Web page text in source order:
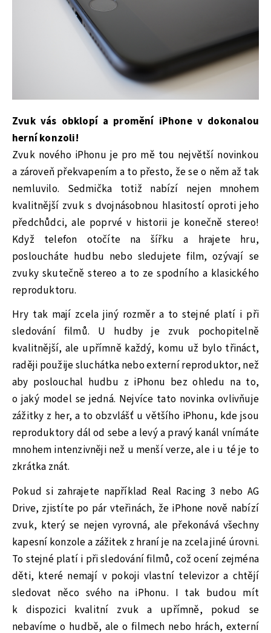
Zvuk vás obklopí a promění iPhone v dokonalou
herní konzoli!
Zvuk nového iPhonu je pro mě tou největší novinkou
a zároveň překvapením a to přesto, že se o něm až tak
nemluvilo. Sedmička totiž nabízí nejen mnohem
kvalitnější zvuk s dvojnásobnou hlasitostí oproti jeho
předchůdci, ale poprvé v historii je konečně stereo!
Když telefon otočíte na šířku a hrajete hru,
posloucháte hudbu nebo sledujete film, ozývají se
zvuky skutečně stereo a to ze spodního a klasického
reproduktoru.
Hry tak mají zcela jiný rozměr a to stejné platí i při
sledování filmů. U hudby je zvuk pochopitelně
kvalitnější, ale upřímně každý, komu už bylo třináct,
raději použije sluchátka nebo externí reproduktor, než
aby poslouchal hudbu z iPhonu bez ohledu na to,
o jaký model se jedná. Nejvíce tato novinka ovlivňuje
zážitky z her, a to obzvlášť u většího iPhonu, kde jsou
reproduktory dál od sebe a levý a pravý kanál vnímáte
mnohem intenzivněji než u menší verze, ale i u té je to
zkrátka znát.
Pokud si zahrajete například Real Racing 3 nebo AG
Drive, zjistíte po pár vteřinách, že iPhone nově nabízí
zvuk, který se nejen vyrovná, ale překonává všechny
kapesní konzole a zážitek z hraní je na zcela jiné úrovni.
To stejné platí i při sledování filmů, což ocení zejména
děti, které nemají v pokoji vlastní televizor a chtějí
sledovat něco svého na iPhonu. I tak budou mít
k dispozici kvalitní zvuk a upřímně, pokud se
nebavíme o hudbě, ale o filmech nebo hrách, externí